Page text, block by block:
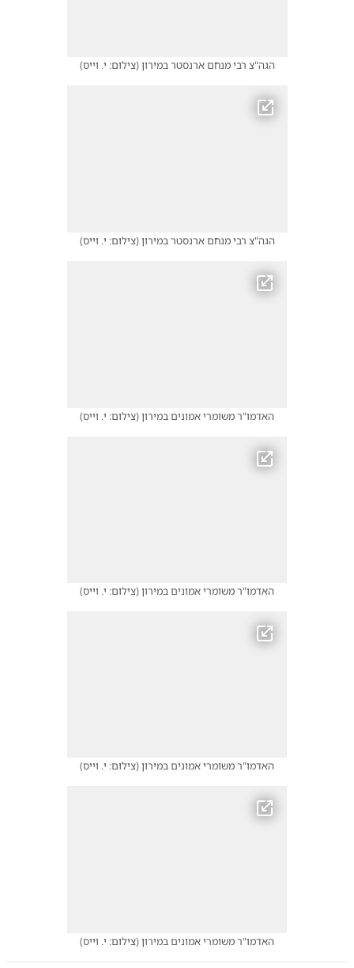
הגה"צ רבי מנחם ארנסטר במירון(צילום: י. וייס)
הגה"צ רבי מנחם ארנסטר במירון(צילום: י. וייס)
האדמו"ר משומרי אמונים במירון(צילום: י. וייס)
האדמו"ר משומרי אמונים במירון(צילום: י. וייס)
האדמו"ר משומרי אמונים במירון(צילום: י. וייס)
האדמו"ר משומרי אמונים במירון(צילום: י. וייס)